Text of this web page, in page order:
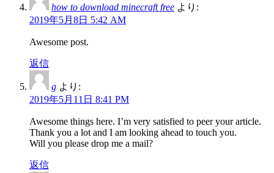
how to download minecraft free より:
2019年5月8日 5:42 AM
Awesome post.
返信
g より:
2019年5月11日 8:41 PM
Awesome things here. I’m very satisfied to peer your article.
Thank you a lot and I am looking ahead to touch you.
Will you please drop me a mail?
返信